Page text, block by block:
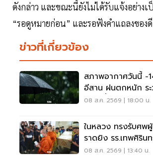
ดังกล่าว และขณะนี้ยังไม่ได้รับแจ้งอย่างเ
“รอดูหมายก่อน” และรอฟังคำแถลงของ
ข่าวที่เกี่ยวข้อง
สภาพอากาศวันนี้ -
อีสาน ฝนตกหนัก ร
พลัน น้ำป่าไหลหลาก
08 ส.ค. 2569 | 18:00 น.
ในหลวง ทรงรับศพ
ราดยิง รร.เทพศิริน
ราชานุเคราะห์
08 ส.ค. 2569 | 13:40 น.